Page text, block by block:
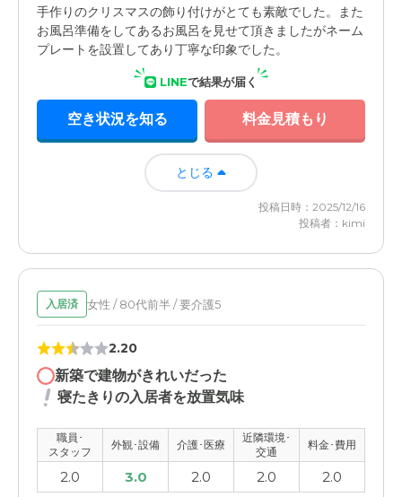
手作りのクリスマスの飾り付けがとても素敵でした。また
お風呂準備をしてあるお風呂を見せて頂きましたがネーム
プレートを設置してあり丁寧な印象でした。
LINEで結果が届く
空き状況を知る 料金見積もり
とじる
投稿日時：2025/12/16
投稿者：kimi
入居済 女性 / 80代前半 / 要介護5
2.20
新築で建物がきれいだった
寝たきりの入居者を放置気味
職員･
スタッフ
外観･設備 介護･医療
近隣環境･
交通
料金･費用
2.0 3.0 2.0 2.0 2.0